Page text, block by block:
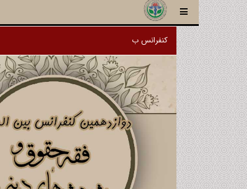
کنفرانس برگزار شده و سایت آرشیو